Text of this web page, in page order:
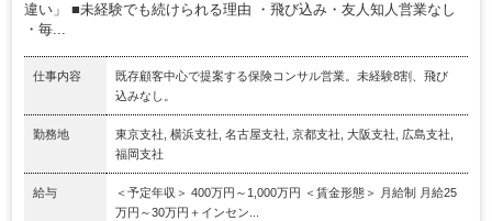
違い」 ■未経験でも続けられる理由 ・飛び込み・友人知人営業なし
・毎...
仕事内容
既存顧客中心で提案する保険コンサル営業。未経験8割、飛び
込みなし。
勤務地
東京支社, 横浜支社, 名古屋支社, 京都支社, 大阪支社, 広島支社,
福岡支社
給与
＜予定年収＞ 400万円～1,000万円 ＜賃金形態＞ 月給制 月給25
万円～30万円＋インセン...